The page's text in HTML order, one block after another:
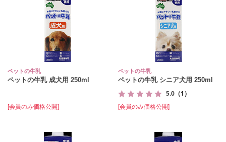
ペットの牛乳
ペットの牛乳 成犬用 250ml
[会員のみ価格公開]
ペットの牛乳
ペットの牛乳 シニア犬用 250ml
5.0 （1）
[会員のみ価格公開]